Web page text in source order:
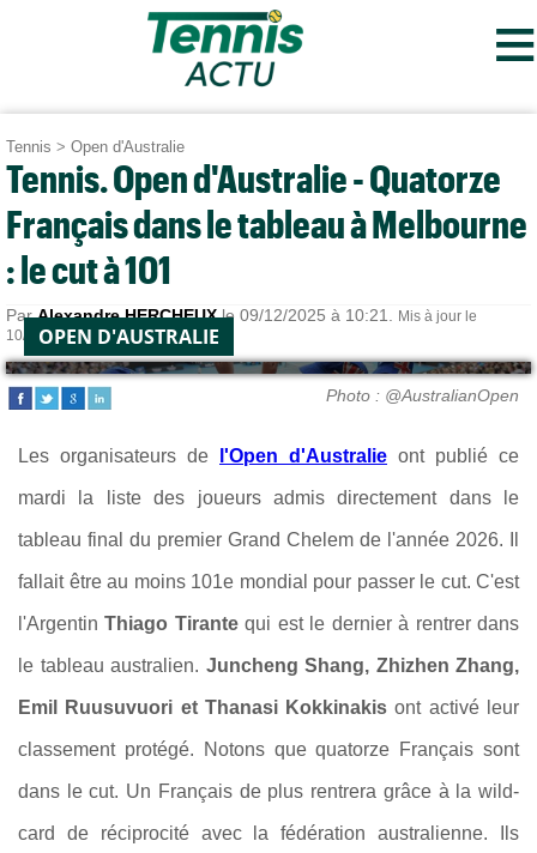
≡
Tennis > Open d'Australie
Tennis. Open d'Australie - Quatorze
Français dans le tableau à Melbourne
: le cut à 101
ParAlexandre HERCHEUXle 09/12/2025 à 10:21.
Mis à jour le
10/12/2025 à 18:46.
OPEN D'AUSTRALIE
Photo : @AustralianOpen
Les organisateurs de l'Open d'Australie ont publié ce
mardi la liste des joueurs admis directement dans le
tableau final du premier Grand Chelem de l'année 2026. Il
fallait être au moins 101e mondial pour passer le cut. C'est
l'ArgentinThiago Tirantequi est le dernier à rentrer dans
le tableau australien. Juncheng Shang, Zhizhen Zhang,
Emil Ruusuvuori et Thanasi Kokkinakis ont activé leur
classement protégé. Notons que quatorze Français sont
dans le cut. Un Français de plus rentrera grâce à la wild-
card de réciprocité avec la fédération australienne. Ils